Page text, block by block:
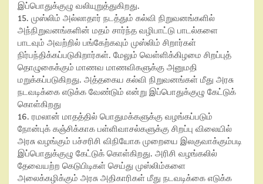
இப்பொதுக்குழு வலியுறுத்துகிறது.
15. முஸ்லிம் அல்லாதார் நடத்தும் கல்வி நிறுவனங்களில்
அந்நிறுவனங்களின் மதம் சார்ந்த வழிபாட்டு பாடல்களை
பாடவும் அவற்றில் பங்கேற்கவும் முஸ்லிம் சிறார்கள்
நிர்பந்திக்கப்படுகிறார்கள். மேலும் வெள்ளிக்கிழமை சிறப்புத்
தொழுகைக்கும் மாணவ மாணவிகளுக்கு அனுமதி
மறுக்கப்படுகிறது. அத்தகைய கல்வி நிறுவனங்கள் மீது அரசு
நடவடிக்கை எடுக்க வேண்டும் என்று இப்பொதுக்குழு கேட்டுக்
கொள்கிறது
16. ரமலான் மாதத்தில் பொதுமக்களுக்கு வழங்கப்படும்
நோன்புக் கஞ்சிக்காக பள்ளிவாசல்களுக்கு சிறப்பு விலையில்
அரசு வழங்கும் பச்சரிசி விநியோக முறையை இலகுவாக்கும்படி
இப்பொதுக்குழு கேட்டுக் கொள்கிறது. அரிசி வழங்கலில்
தேவையற்ற கெடுபிடிகள் செய்து முஸ்லிம்களை
அலைக்கழிக்கும் அரசு அதிகாரிகள் மீது நடவடிக்கை எடுக்க